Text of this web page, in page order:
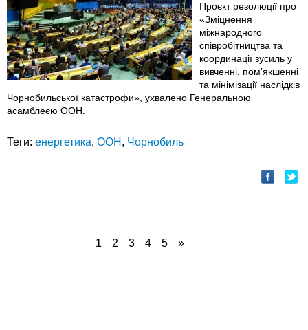
Проєкт резолюції про
«Зміцнення
міжнародного
співробітництва та
координації зусиль у
вивченні, помʼякшенні
та мінімізації наслідків
Чорнобильської катастрофи», ухвалено Генеральною
асамблеєю ООН.
Теги: енергетика, ООН , Чорнобиль
1 2 3 4 5 »